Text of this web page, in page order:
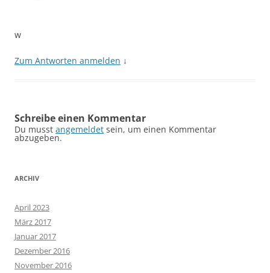
w
Zum Antworten anmelden ↓
Schreibe einen Kommentar
Du musst angemeldet sein, um einen Kommentar
abzugeben.
ARCHIV
April 2023
März 2017
Januar 2017
Dezember 2016
November 2016